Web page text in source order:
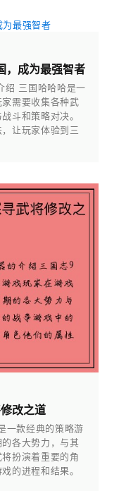
，成为最强智者
绍 三国哈哈哈是一
需要收集各种武
斗和策略对决。
让玩家体验到三
改之道
一款经典的策略游
各大势力，与其
扮演着重要的角
的进程和结果。